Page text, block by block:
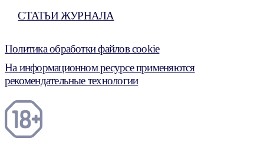
СТАТЬИ ЖУРНАЛА
Политика обработки файлов cookie
На информационном ресурсе применяются
рекомендательные технологии